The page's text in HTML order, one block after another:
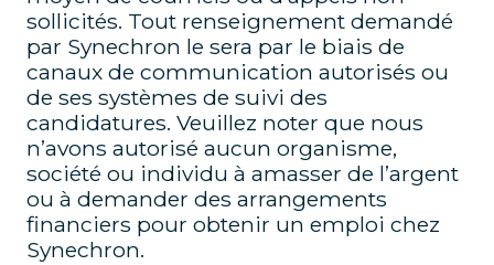
sollicités. Tout renseignement demandé
par Synechron le sera par le biais de
canaux de communication autorisés ou
de ses systèmes de suivi des
candidatures. Veuillez noter que nous
n’avons autorisé aucun organisme,
société ou individu à amasser de l’argent
ou à demander des arrangements
financiers pour obtenir un emploi chez
Synechron.